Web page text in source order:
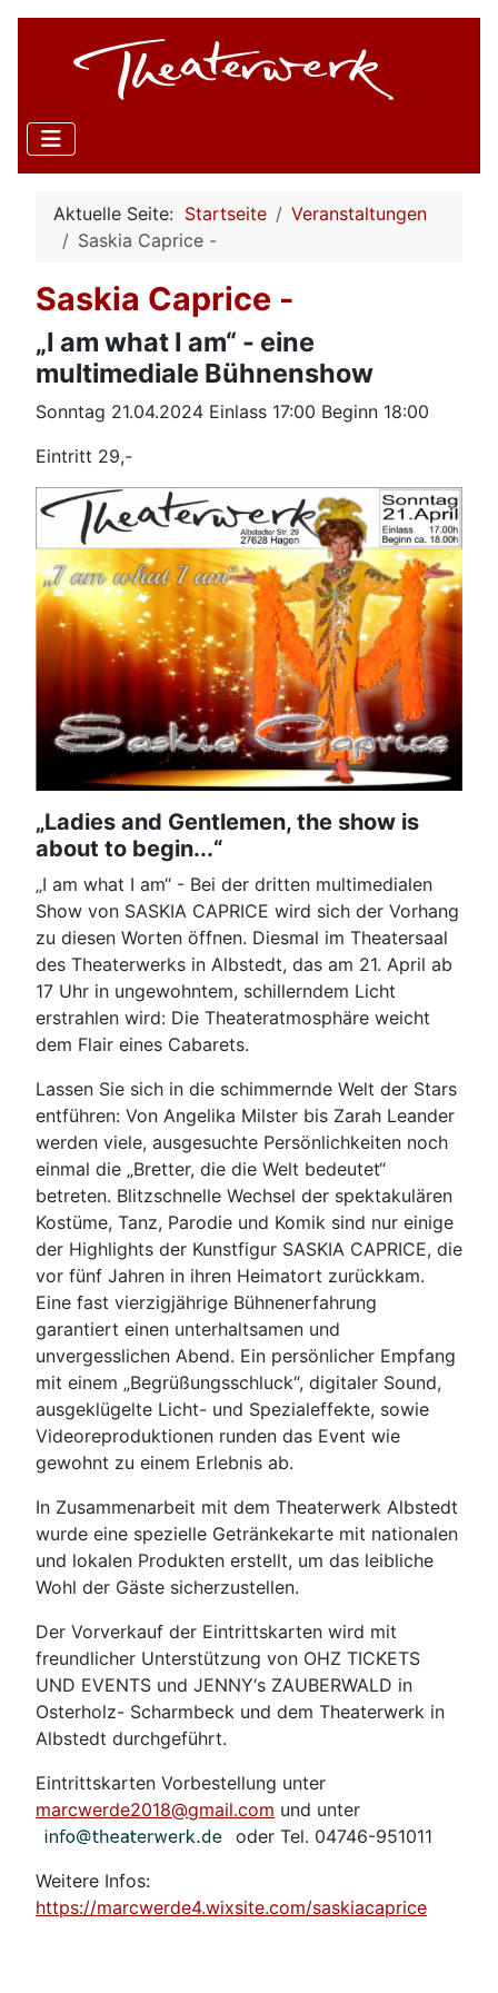
Aktuelle Seite: Startseite
Veranstaltungen
Saskia Caprice -
Saskia Caprice -
„I am what I am“ - eine
multimediale Bühnenshow
Sonntag 21.04.2024 Einlass 17:00 Beginn 18:00
Eintritt 29,-
„Ladies and Gentlemen, the show is
about to begin...“
„I am what I am“ - Bei der dritten multimedialen
Show von SASKIA CAPRICE wird sich der Vorhang
zu diesen Worten öffnen. Diesmal im Theatersaal
des Theaterwerks in Albstedt, das am 21. April ab
17 Uhr in ungewohntem, schillerndem Licht
erstrahlen wird: Die Theateratmosphäre weicht
dem Flair eines Cabarets.
Lassen Sie sich in die schimmernde Welt der Stars
entführen: Von Angelika Milster bis Zarah Leander
werden viele, ausgesuchte Persönlichkeiten noch
einmal die „Bretter, die die Welt bedeutet“
betreten. Blitzschnelle Wechsel der spektakulären
Kostüme, Tanz, Parodie und Komik sind nur einige
der Highlights der Kunstfigur SASKIA CAPRICE, die
vor fünf Jahren in ihren Heimatort zurückkam.
Eine fast vierzigjährige Bühnenerfahrung
garantiert einen unterhaltsamen und
unvergesslichen Abend. Ein persönlicher Empfang
mit einem „Begrüßungsschluck“, digitaler Sound,
ausgeklügelte Licht- und Spezialeffekte, sowie
Videoreproduktionen runden das Event wie
gewohnt zu einem Erlebnis ab.
In Zusammenarbeit mit dem Theaterwerk Albstedt
wurde eine spezielle Getränkekarte mit nationalen
und lokalen Produkten erstellt, um das leibliche
Wohl der Gäste sicherzustellen.
Der Vorverkauf der Eintrittskarten wird mit
freundlicher Unterstützung von OHZ TICKETS
UND EVENTS und JENNY‘s ZAUBERWALD in
Osterholz- Scharmbeck und dem Theaterwerk in
Albstedt durchgeführt.
Eintrittskarten Vorbestellung unter
marcwerde2018@gmail.com und unter
oder Tel. 04746-951011
Weitere Infos:
https://marcwerde4.wixsite.com/saskiacaprice